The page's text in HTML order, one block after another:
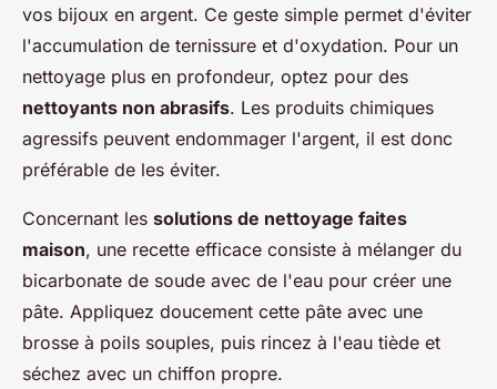
vos bijoux en argent. Ce geste simple permet d'éviter
l'accumulation de ternissure et d'oxydation. Pour un
nettoyage plus en profondeur, optez pour des
nettoyants non abrasifs. Les produits chimiques
agressifs peuvent endommager l'argent, il est donc
préférable de les éviter.
Concernant les solutions de nettoyage faites
maison, une recette efficace consiste à mélanger du
bicarbonate de soude avec de l'eau pour créer une
pâte. Appliquez doucement cette pâte avec une
brosse à poils souples, puis rincez à l'eau tiède et
séchez avec un chiffon propre.